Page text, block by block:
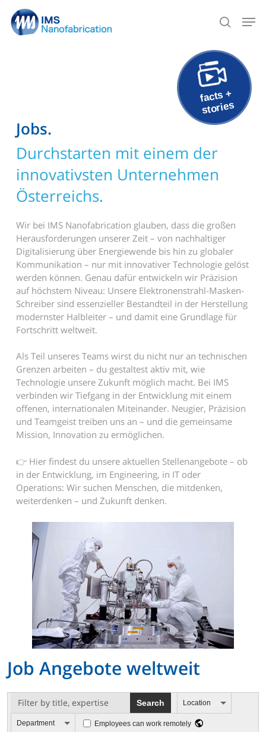
main
search
facts +
stories
Jobs.
Durchstarten mit einem der
innovativsten Unternehmen
Österreichs.
Wir bei IMS Nanofabrication glauben, dass die großen
Herausforderungen unserer Zeit – von nachhaltiger
Digitalisierung über Energiewende bis hin zu globaler
Kommunikation – nur mit innovativer Technologie gelöst
werden können. Genau dafür entwickeln wir Präzision
auf höchstem Niveau: Unsere Elektronenstrahl-Masken-
Schreiber sind essenzieller Bestandteil in der Herstellung
modernster Halbleiter – und damit eine Grundlage für
Fortschritt weltweit.
Als Teil unseres Teams wirst du nicht nur an technischen
Grenzen arbeiten – du gestaltest aktiv mit, wie
Technologie unsere Zukunft möglich macht. Bei IMS
verbinden wir Tiefgang in der Entwicklung mit einem
offenen, internationalen Miteinander. Neugier, Präzision
und Teamgeist treiben uns an – und die gemeinsame
Mission, Innovation zu ermöglichen.
👉 Hier findest du unsere aktuellen Stellenangebote – ob
in der Entwicklung, im Engineering, in IT oder
Operations: Wir suchen Menschen, die mitdenken,
weiterdenken – und Zukunft denken.
Job Angebote weltweit
Location
Department Employees can work remotely